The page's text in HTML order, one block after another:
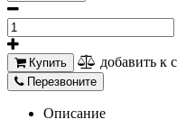
Купить добавить к
Перезвоните
Описание